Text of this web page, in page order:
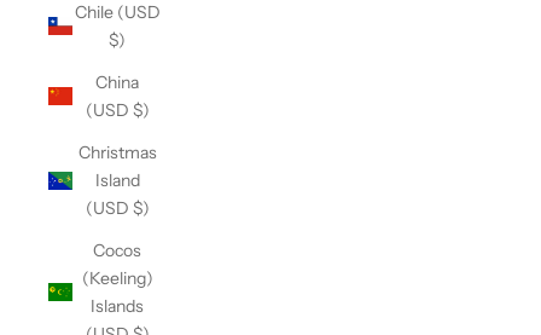
Chile (USD
$)
China
(USD $)
Christmas
Island
(USD $)
Cocos
(Keeling)
Islands